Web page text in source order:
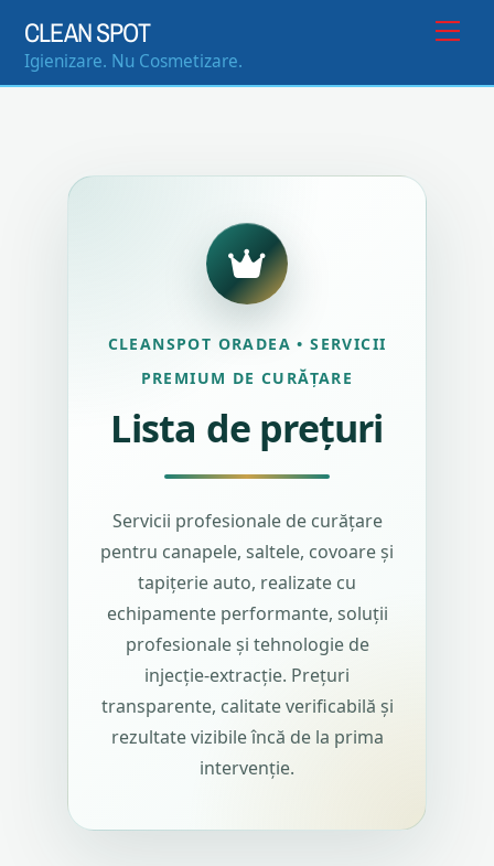
Skip
content
CLEAN SPOT
Igienizare. Nu Cosmetizare.
CLEANSPOT ORADEA • SERVICII
PREMIUM DE CURĂȚARE
Lista de prețuri
Servicii profesionale de curățare
pentru canapele, saltele, covoare și
tapițerie auto, realizate cu
echipamente performante, soluții
profesionale și tehnologie de
injecție-extracție. Prețuri
transparente, calitate verificabilă și
rezultate vizibile încă de la prima
intervenție.